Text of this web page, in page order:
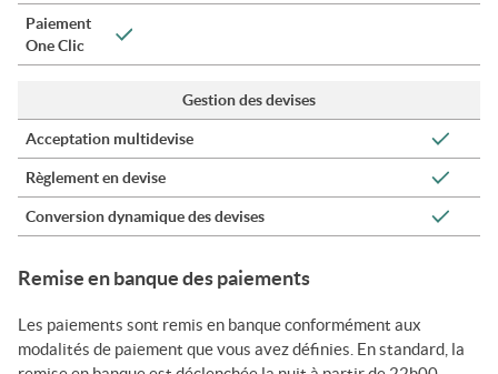
Paiement
One Clic
Gestion des devises
Acceptation multidevise
Règlement en devise
Conversion dynamique des devises
Remise en banque des paiements
Les paiements sont remis en banque conformément aux
modalités de paiement que vous avez définies. En standard, la